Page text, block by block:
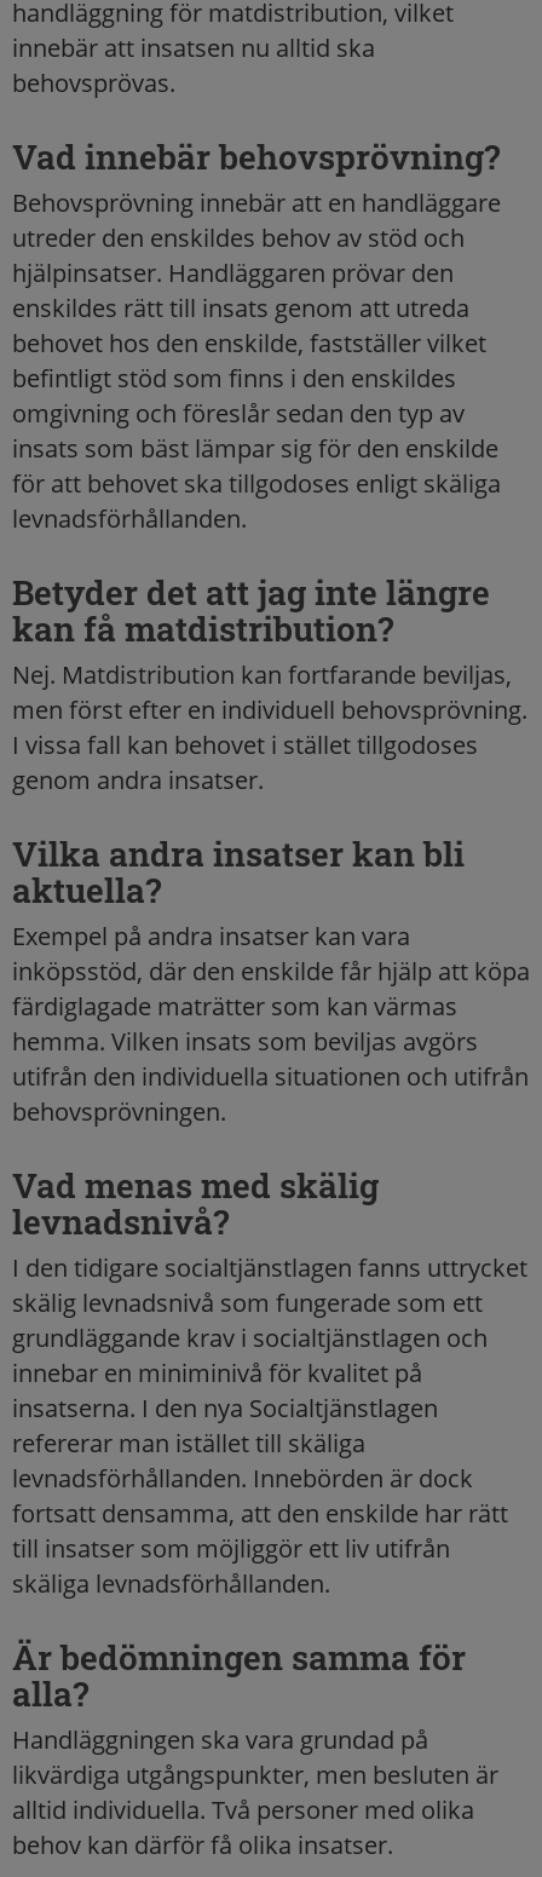
handläggning för matdistribution, vilket
innebär att insatsen nu alltid ska
behovsprövas.
Vad innebär behovsprövning?
Behovsprövning innebär att en handläggare
utreder den enskildes behov av stöd och
hjälpinsatser. Handläggaren prövar den
enskildes rätt till insats genom att utreda
behovet hos den enskilde, fastställer vilket
befintligt stöd som finns i den enskildes
omgivning och föreslår sedan den typ av
insats som bäst lämpar sig för den enskilde
för att behovet ska tillgodoses enligt skäliga
levnadsförhållanden.
Betyder det att jag inte längre
kan få matdistribution?
Nej. Matdistribution kan fortfarande beviljas,
men först efter en individuell behovsprövning.
I vissa fall kan behovet i stället tillgodoses
genom andra insatser.
Vilka andra insatser kan bli
aktuella?
Exempel på andra insatser kan vara
inköpsstöd, där den enskilde får hjälp att köpa
färdiglagade maträtter som kan värmas
hemma. Vilken insats som beviljas avgörs
utifrån den individuella situationen och utifrån
behovsprövningen.
Vad menas med skälig
levnadsnivå?
I den tidigare socialtjänstlagen fanns uttrycket
skälig levnadsnivå som fungerade som ett
grundläggande krav i socialtjänstlagen och
innebar en miniminivå för kvalitet på
insatserna. I den nya Socialtjänstlagen
refererar man istället till skäliga
levnadsförhållanden. Innebörden är dock
fortsatt densamma, att den enskilde har rätt
till insatser som möjliggör ett liv utifrån
skäliga levnadsförhållanden.
Är bedömningen samma för
alla?
Handläggningen ska vara grundad på
likvärdiga utgångspunkter, men besluten är
alltid individuella. Två personer med olika
behov kan därför få olika insatser.